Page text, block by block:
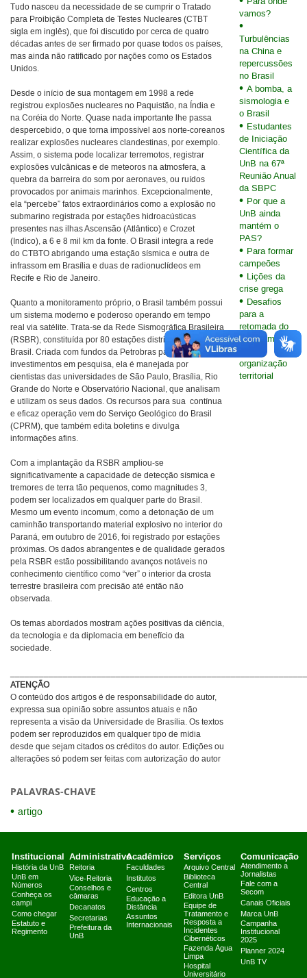
Tudo nasceu da necessidade de se cumprir o Tratado
para Proibição Completa de Testes Nucleares (CTBT
sigla em inglês), que foi discutido por cerca de quatro
décadas antes de ser firmado por quase todos os países,
mas ainda não ratificado por nações como os Estados
Unidos.
Desde o início de sua montagem em 1998 a rede
registrou explosões nucleares no Paquistão, na Índia e
na Coréia do Norte. Quase nada importante lhe passa
despercebido, o que torna impossível aos norte-coreanos
realizar explosões nucleares clandestinas, por exemplo.
Assim, o sistema pode localizar terremotos, registrar
explosões vulcânicas e de meteoros na atmosfera, a
quebra da barreira do som por aeronaves, ou ruídos
provocados por animais marinhos. Excepcionalmente,
ela “percebe” fatos extraordinários como a explosão no
submarino registrada por estações hidroacústicas
presentes nas ilhas Ascensão (Atlântico) e Crozet
(Indico), a 6 e 8 mil km da fonte. O Brasil integra a rede
do CTBTO abrigando uma estação sísmica e outra de
infrassom em Brasília e duas de radionuclídeos em
Recife e Rio de Janeiro.
Quanto a monitoramento próprio, o Brasil também possui
um sistema moderno e poderoso operando em tempo
real via satélite. Trata-se da Rede Sismográfica Brasileira
(RSBR), constituída por 80 estações distribuídas pelo
Brasil. Criada com fundos da Petrobras para
investimentos em pesquisa, ela é manejada por
cientistas das universidades de São Paulo, Brasília, Rio
Grande do Norte e Observatório Nacional, que analisam
e utilizam os seus dados. Os recursos para sua contínua
e eficaz operação vem do Serviço Geológico do Brasil
(CPRM), que também edita boletins e divulga
informações afins.
Com a implantação da RSBR ampliou-se
significativamente a capacidade de detecção sísmica e
tremores de terra tão pequenos, como magnitudes 3,
podem ser localizados em qualquer parte do Brasil.
Mesmo um evento incomum, como a detonação de um
caminhão transportando material explosivo no interior do
Paraná, em outubro de 2016, foi registrado por estações
próximas. Os dados abrangentes e de qualidade gerados
pela RSBR estão possibilitando avanços notáveis no
conhecimento científico como “ver” o interior da crosta
terrestre brasileira com precisão até então não
observada.
Os temas abordados mostram ações positivas da ciência,
da tecnologia e da diplomacia em benefício da
sociedade.
ATENÇÃO
O conteúdo dos artigos é de responsabilidade do autor,
expressa sua opinião sobre assuntos atuais e não
representa a visão da Universidade de Brasília. Os textos
podem ser reproduzidos em qualquer tipo de mídia
desde que sejam citados os créditos do autor. Edições ou
alterações só podem ser feitas com autorização do autor
PALAVRAS-CHAVE
artigo
vamos?
Turbulências
na China e
repercussões
no Brasil
A bomba, a
sismologia e
o Brasil
Estudantes
de Iniciação
Científica da
UnB na 67ª
Reunião Anual
da SBPC
Por que a
UnB ainda
mantém o
PAS?
Para formar
campeões
Lições da
crise grega
Desafios
para a
retomada do
planejamento
organização
territorial
Institucional
História da UnB
UnB em
Números
Conheça os
campi
Como chegar
Estatuto e
Regimento
Administrativo
Reitoria
Vice-Reitoria
Conselhos e
câmaras
Decanatos
Secretarias
Prefeitura da
UnB
Acadêmico
Faculdades
Institutos
Centros
Educação a
Distância
Assuntos
Internacionais
Serviços
Arquivo Central
Biblioteca
Central
Editora UnB
Equipe de
Tratamento e
Resposta a
Incidentes
Cibernéticos
Fazenda Água
Limpa
Hospital
Universitário
Comunicação
Atendimento a
Jornalistas
Fale com a
Secom
Canais Oficiais
Marca UnB
Campanha
Institucional
2025
Planner 2024
UnB TV